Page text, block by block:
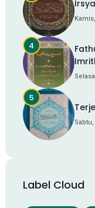
Sabtu,
Label Cloud